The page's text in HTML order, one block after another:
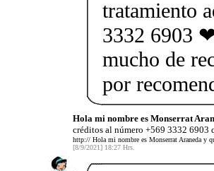
tratamiento
3332 6903
mucho de
por
Hola mi nombre es Monserrat
créditos al número +569 3332 6903
http:// Hola mi nombre es Monserrat Araneda y
[8/9/2021] 18:27 Hrs.